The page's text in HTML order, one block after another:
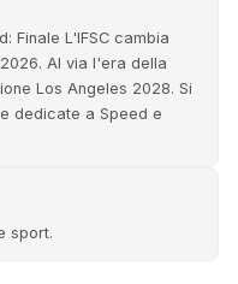
Finale L'IFSC cambia
Al via l'era della
Los Angeles 2028. Si
dedicate a Speed e
sport.